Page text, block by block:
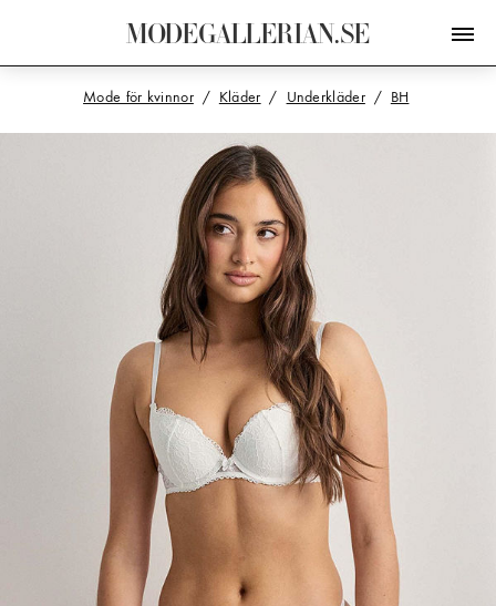
MODEGALLERIAN.SE
Mode för kvinnor Kläder Underkläder BH